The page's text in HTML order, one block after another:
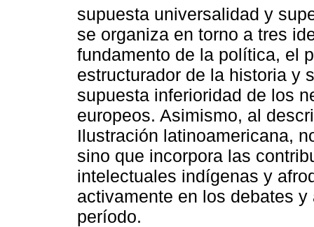
supuesta universalidad y
se organiza en torno a tres
fundamento de la política, el
estructurador de la historia y
supuesta inferioridad de los
europeos. Asimismo, al
Ilustración latinoamericana,
sino que incorpora las
intelectuales indígenas y
activamente en los debates
período.